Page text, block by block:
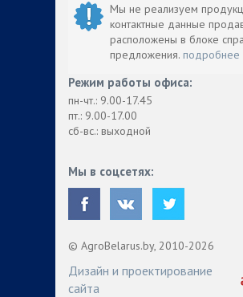
Мы не реализуем
контактные данные
расположены в блоке
предложения. подробнее
Режим работы офиса:
пн-чт.: 9.00-17.45
пт.: 9.00-17.00
сб-вс.: выходной
Мы в соцсетях:
© AgroBelarus.by, 2010-2026
Дизайн и проектирование
сайта